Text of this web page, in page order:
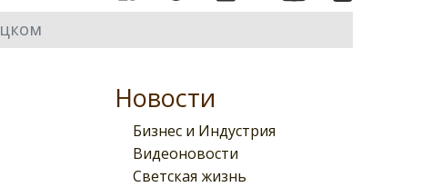
Новости
Бизнес и Индустрия
Видеоновости
Светская жизнь